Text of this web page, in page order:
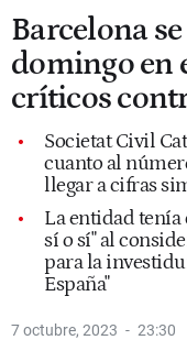
Barcelona
domingo en
críticos
Societat Civil
cuanto al
llegar a cifras
La entidad tenía
sí o sí" al
para la
España"
7 octubre, 2023 23:30